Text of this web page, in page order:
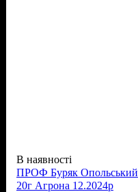
В наявності
ПРОФ Буряк Опольський
20г Агрона 12.2024р